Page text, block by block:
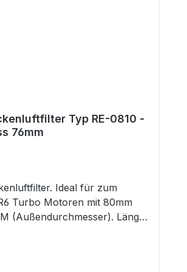
Typ RE-0810 -
76mm
Ideal für zum
Turbo Motoren mit 80mm
Länge: